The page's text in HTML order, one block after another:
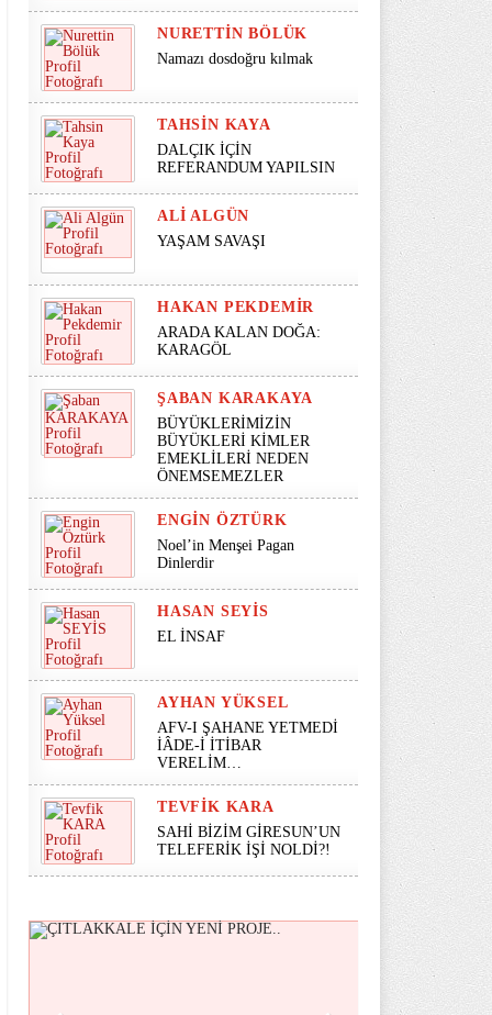
NURETTIN BÖLÜK
Namazı dosdoğru kılmak
TAHSIN KAYA
DALÇIK İÇİN
REFERANDUM YAPILSIN
ALI ALGÜN
YAŞAM SAVAŞI
HAKAN PEKDEMIR
ARADA KALAN DOĞA:
KARAGÖL
ŞABAN KARAKAYA
BÜYÜKLERİMİZİN
BÜYÜKLERİ KİMLER
EMEKLİLERİ NEDEN
ÖNEMSEMEZLER
ENGIN ÖZTÜRK
Noel’in Menşei Pagan
Dinlerdir
HASAN SEYİS
EL İNSAF
AYHAN YÜKSEL
AFV-I ŞAHANE YETMEDİ
İÂDE-İ İTİBAR
VERELİM…
TEVFIK KARA
SAHİ BİZİM GİRESUN’UN
TELEFERİK İŞİ NOLDİ?!